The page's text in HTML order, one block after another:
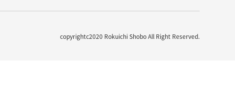
copyrightc2020 Rokuichi Shobo All Right Reserved.